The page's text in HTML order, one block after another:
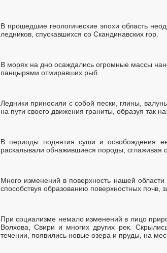
В прошедшие геологические эпохи область
ледников, спускавшихся со Скандинавских гор.
В морях на дно осаждались огромные массы
панцырями отмиравших рыб.
Ледники приносили с собой пески, глины,
на пути своего движения граниты, образуя так
В периоды поднятия суши и освобождения
раскалывали обнажившиеся породы, сглаживая
Много изменений в поверхность нашей
способствуя образованию поверхностных почв,
При социализме немало изменений в лицо
Волхова, Свири и многих других рек.
течении, появились новые озера и пруды, на